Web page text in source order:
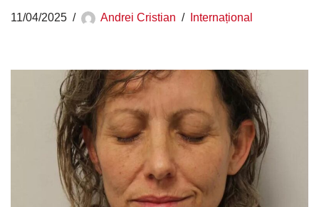
11/04/2025 Andrei Cristian Internațional